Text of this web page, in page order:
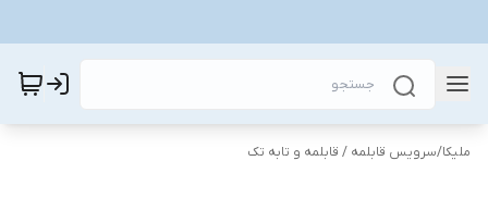
ملیکا/سرویس قابلمه / قابلمه و تابه تک